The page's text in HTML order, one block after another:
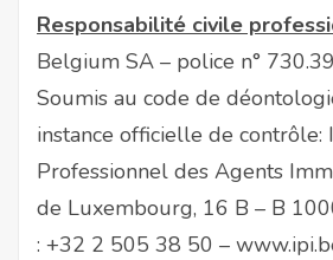
Responsabilité civile
Belgium SA – police n°
Soumis au code de
instance officielle de contrôle:
Professionnel des Agents
de Luxembourg, 16 B – B
: +32 2 505 38 50 –